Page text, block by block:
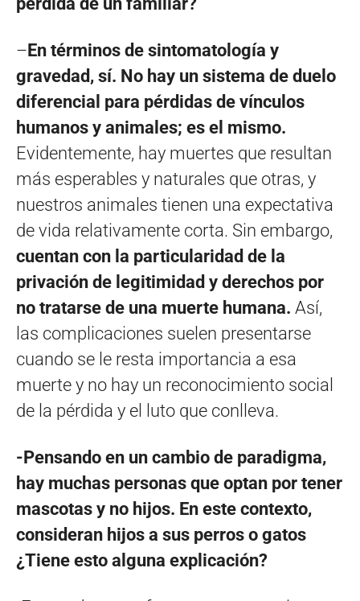
–En términos de sintomatología y
gravedad, sí. No hay un sistema de duelo
diferencial para pérdidas de vínculos
humanos y animales; es el mismo.
Evidentemente, hay muertes que resultan
más esperables y naturales que otras, y
nuestros animales tienen una expectativa
de vida relativamente corta. Sin embargo,
cuentan con la particularidad de la
privación de legitimidad y derechos por
no tratarse de una muerte humana. Así,
las complicaciones suelen presentarse
cuando se le resta importancia a esa
muerte y no hay un reconocimiento social
de la pérdida y el luto que conlleva.
-Pensando en un cambio de paradigma,
hay muchas personas que optan por tener
mascotas y no hijos. En este contexto,
consideran hijos a sus perros o gatos
¿Tiene esto alguna explicación?